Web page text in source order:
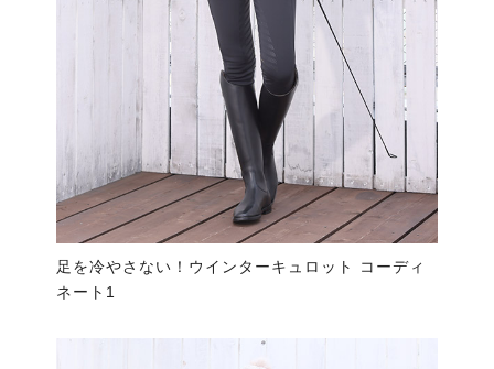
足を冷やさない！ウインターキュロット コーディ
ネート1